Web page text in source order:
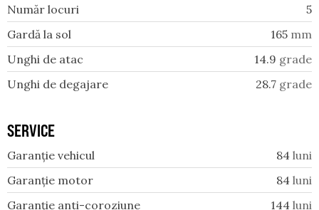
Număr locuri
5
Gardă la sol
165 mm
Unghi de atac
14.9 grade
Unghi de degajare
28.7 grade
SERVICE
Garanție vehicul 84 luni
Garanție motor
84 luni
Garanție anti-coroziune
144 luni